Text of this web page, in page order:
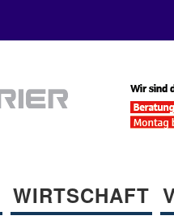
WIRTSCHAFT